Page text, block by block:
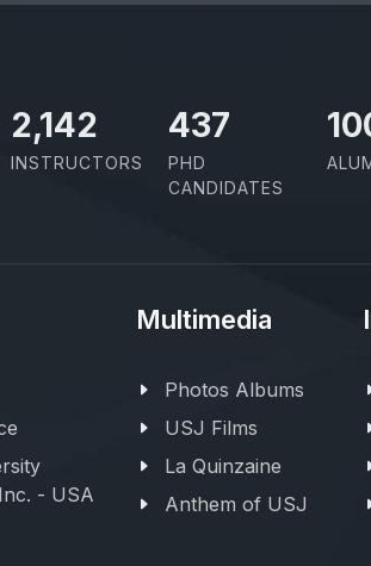
2,142
INSTRUCTORS
437
PHD
CANDIDATES
- USA
Multimedia
Photos Albums
USJ Films
La Quinzaine
Anthem of USJ